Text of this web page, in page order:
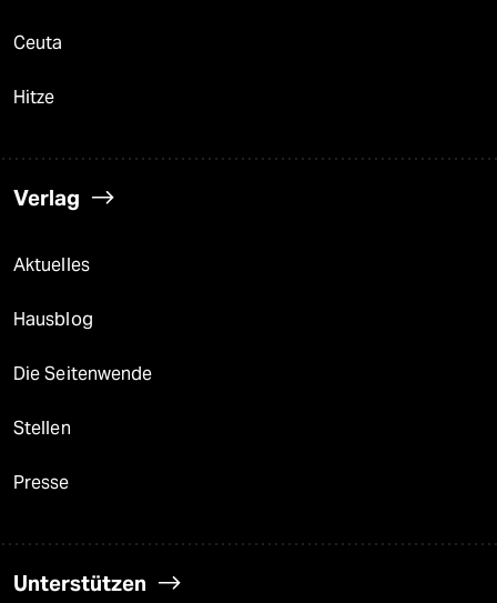
Ceuta
Hitze
Verlag
Aktuelles
Hausblog
Die Seitenwende
Stellen
Presse
Unterstützen